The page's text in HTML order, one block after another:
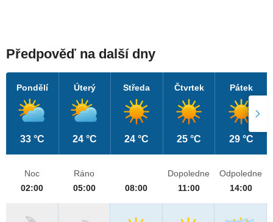
Předpověď na další dny
Pondělí
33 °C
Úterý
24 °C
Středa
24 °C
Čtvrtek
25 °C
Pátek
29 °C
Noc
02:00
Ráno
05:00
08:00
Dopoledne
11:00
Odpoledne
14:00